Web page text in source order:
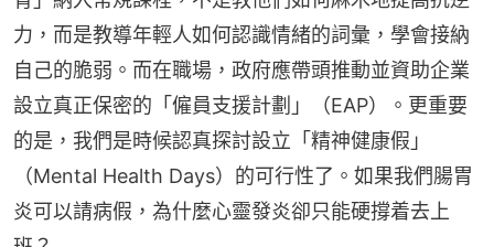
力，而是教導年輕人如何認識情緒的詞彙，學會接納
自己的脆弱。而在職場，政府應帶頭推動並資助企業
設立真正保密的「僱員支援計劃」（EAP）。更重要
的是，我們是時候認真探討設立「精神健康假」
（Mental Health Days）的可行性了。如果我們腸胃
炎可以請病假，為什麼心靈發炎卻只能硬撐着去上